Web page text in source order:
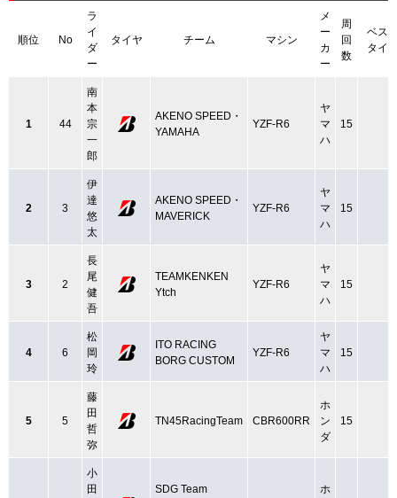
順位 No
ラ
イ
ダ
ー
タイヤ チーム マシン
メ
ー
カ
ー
周
回
数
ベス
タイ
1 44
南
本
宗
一
郎
AKENO SPEED・
YAMAHA
YZF-R6
ヤ
マ
ハ
15
2 3
伊
達
悠
太
AKENO SPEED・
MAVERICK
YZF-R6
ヤ
マ
ハ
15
3 2
長
尾
健
吾
TEAMKENKEN
Ytch
YZF-R6
ヤ
マ
ハ
15
4 6
松
岡
玲
ITO RACING
BORG CUSTOM
YZF-R6
ヤ
マ
ハ
15
5 5
藤
田
哲
弥
TN45RacingTeam CBR600RR
ホ
ン
ダ
15
小
田
SDG Team
ホ